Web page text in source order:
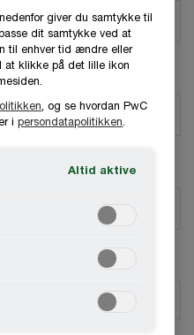
giver du samtykke til
dit samtykke ved at
til enhver tid ændre eller
klikke på det lille ikon
, og se hvordan PwC
ipersondatapolitikken
Altid aktive